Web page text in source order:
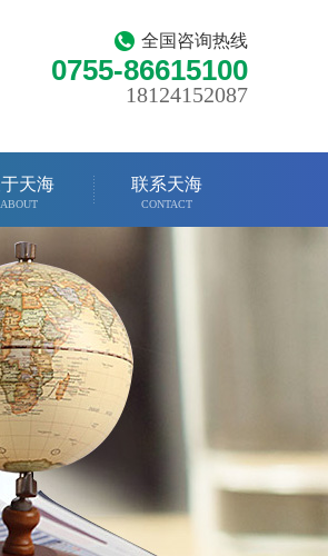
全国咨询热线
0755-86615100
18124152087
天海
ABOUT
联系天海
CONTACT